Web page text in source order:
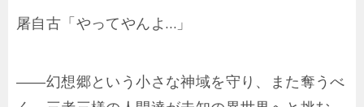
屠自古「やってやんよ…」
――幻想郷という小さな神域を守り、また奪うべ